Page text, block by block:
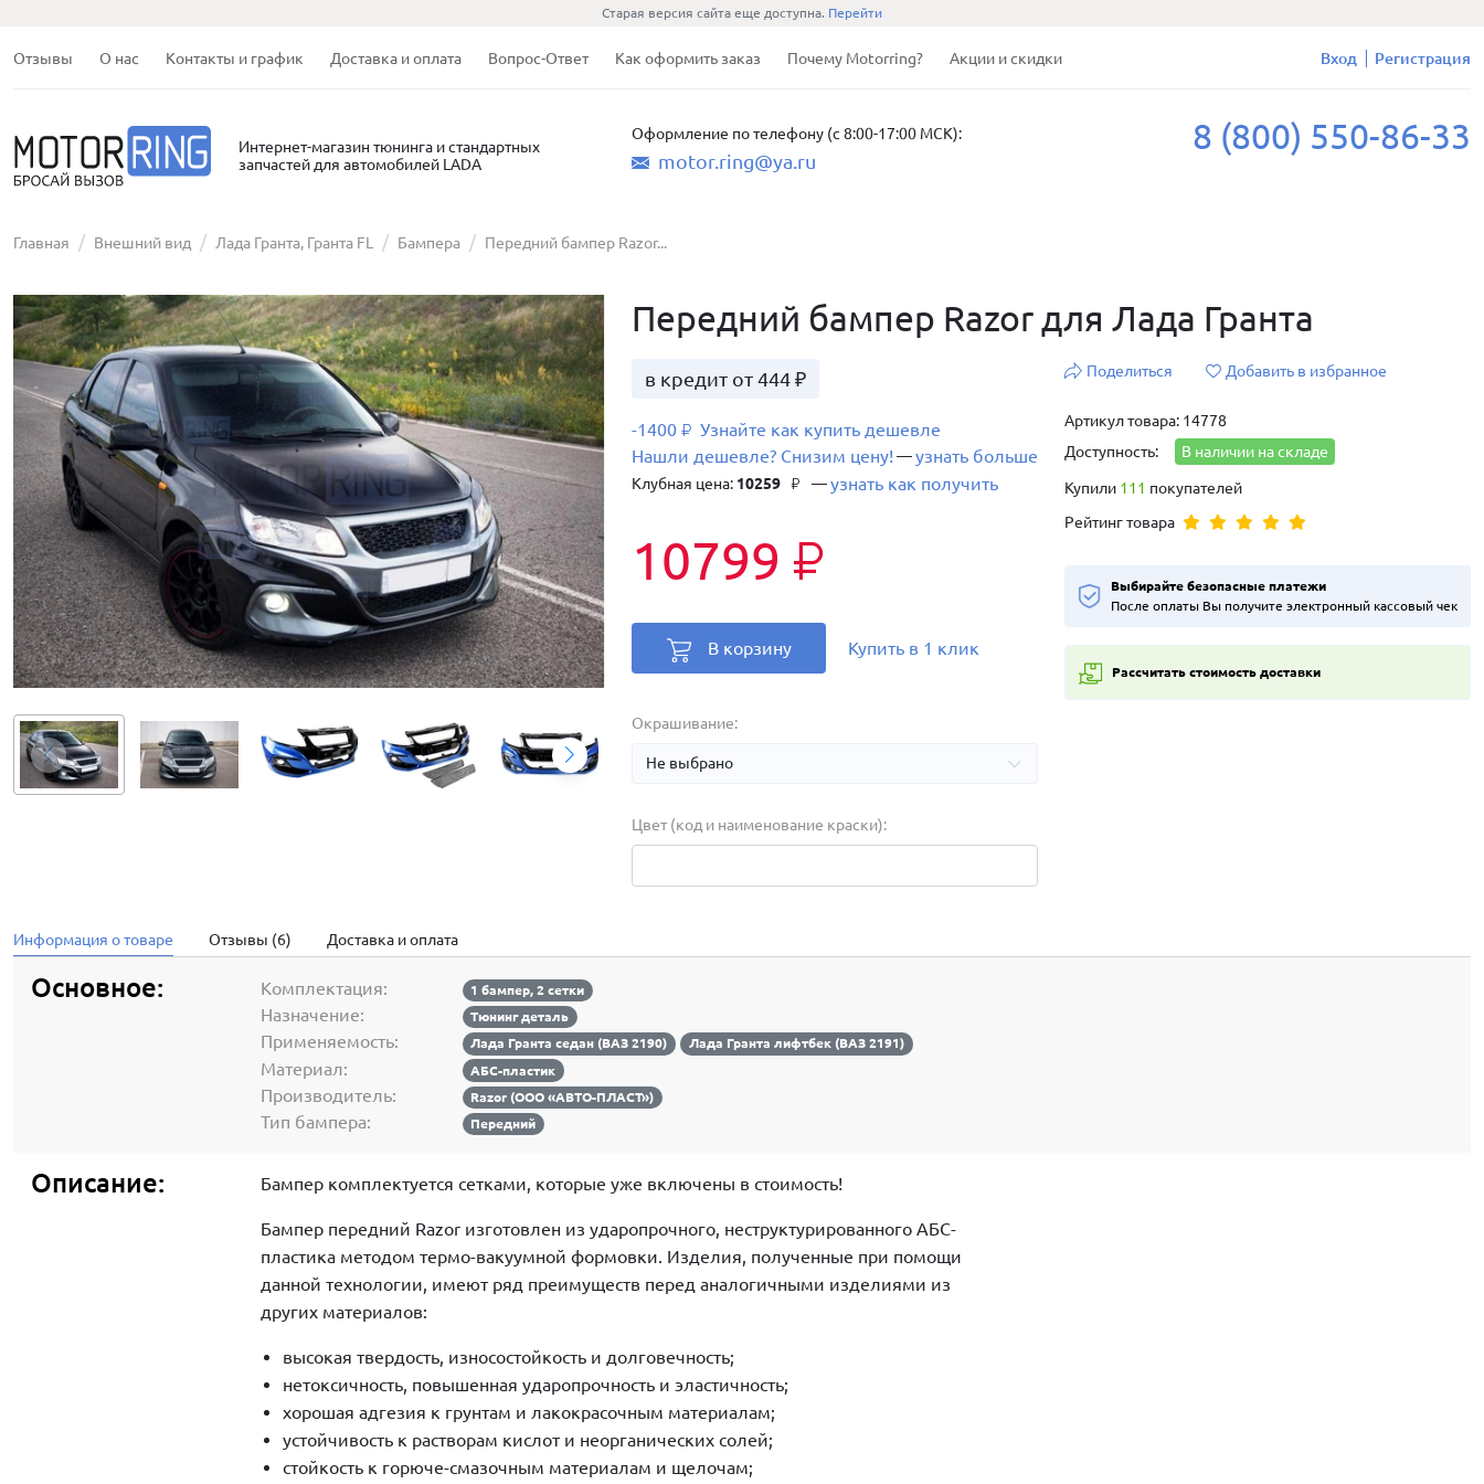
Старая версия сайта еще доступна. Перейти
Отзывы О нас Контакты и график Доставка и оплата Вопрос-Ответ Как оформить заказ Почему Motorring? Акции и скидки Вход Регистрация
Интернет-магазин тюнинга и стандартных
запчастей для автомобилей LADA
Оформление по телефону (с 8:00-17:00 МСК):
motor.ring@ya.ru
8 (800) 550-86-33
Главная Внешний вид Лада Гранта, Гранта FL Бампера Передний бампер Razor...
Передний бампер Razor для Лада Гранта
в кредит от 444 ₽
-1400 ₽ Узнайте как купить дешевле
Нашли дешевле? Снизим цену! —узнать больше
Клубная цена: 10259 ₽ —узнать как получить
10799 ₽
В корзину Купить в 1 клик
Окрашивание:
Цвет (код и наименование краски):
Поделиться Добавить в избранное
Артикул товара: 14778
Доступность:
В наличии на складе
Купили 111 покупателей
Рейтинг товара
Выбирайте безопасные платежи
После оплаты Вы получите электронный кассовый чек
Рассчитать стоимость доставки
Информация о товаре Отзывы (6) Доставка и оплата
Основное: Комплектация: 1 бампер, 2 сетки
Назначение: Тюнинг деталь
Применяемость: Лада Гранта седан (ВАЗ 2190) Лада Гранта лифтбек (ВАЗ 2191)
Материал: АБС-пластик
Производитель: Razor (ООО «АВТО-ПЛАСТ»)
Тип бампера: Передний
Описание: Бампер комплектуется сетками, которые уже включены в стоимость!
Бампер передний Razor изготовлен из ударопрочного, неструктурированного АБС-
пластика методом термо-вакуумной формовки. Изделия, полученные при помощи
данной технологии, имеют ряд преимуществ перед аналогичными изделиями из
других материалов:
высокая твердость, износостойкость и долговечность;
нетоксичность, повышенная ударопрочность и эластичность;
хорошая адгезия к грунтам и лакокрасочным материалам;
устойчивость к растворам кислот и неорганических солей;
стойкость к горюче-смазочным материалам и щелочам;